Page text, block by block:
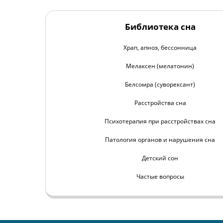
Библиотека сна
Храп, апноэ, бессонница
Мелаксен (мелатонин)
Белсомра (суворексант)
Расстройства сна
Психотерапия при расстройствах сна
Патология органов и нарушения сна
Детский сон
Частые вопросы